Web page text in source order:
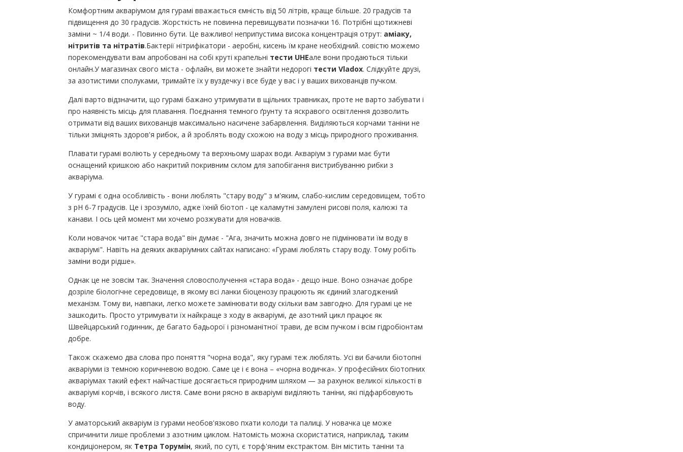
Комфортним акваріумом для гурамі вважається ємність від 50 літрів, краще більше. 20 градусів та
підвищення до 30 градусів. Жорсткість не повинна перевищувати позначки 16. Потрібні щотижневі
заміни ~ 1/4 води. - Повинно бути. Це важливо! неприпустима висока концентрація отрут: аміаку,
нітритів та нітратів.Бактерії нітрифікатори - аеробні, кисень їм кране необхідний. совістю можемо
порекомендувати вам апробовані на собі круті крапельні тести UHEале вони продаються тільки
онлайн.У магазинах свого міста - офлайн, ви можете знайти недорогі тести Vladox. Слідкуйте друзі,
за азотистими сполуками, тримайте їх у вуздечку і все буде у вас і у ваших вихованців пучком.
Далі варто відзначити, що гурамі бажано утримувати в щільних травниках, проте не варто забувати і
про наявність місць для плавання. Поєднання темного ґрунту та яскравого освітлення дозволить
отримати від ваших вихованців максимально насичене забарвлення. Виділяються корчами таніни не
тільки зміцнять здоров'я рибок, а й зроблять воду схожою на воду з місць природного проживання.
Плавати гурамі воліють у середньому та верхньому шарах води. Акваріум з гурами має бути
оснащений кришкою або накритий покривним склом для запобігання вистрибуванню рибки з
акваріума.
У гурамі є одна особливість - вони люблять "стару воду" з м'яким, слабо-кислим середовищем, тобто
з pH 6-7 градусів. Це і зрозуміло, адже їхній біотоп - це каламутні замулені рисові поля, калюжі та
канави. І ось цей момент ми хочемо розжувати для новачків.
Коли новачок читає "стара вода" він думає - "Ага, значить можна довго не підмінювати їм воду в
акваріумі". Навіть на деяких акваріумних сайтах написано: «Гурамі люблять стару воду. Тому робіть
заміни води рідше».
Однак це не зовсім так. Значення словосполучення «стара вода» - дещо інше. Воно означає добре
дозріле біологічне середовище, в якому всі ланки біоценозу працюють як єдиний злагоджений
механізм. Тому ви, навпаки, легко можете замінювати воду скільки вам завгодно. Для гурамі це не
зашкодить. Просто утримувати їх найкраще з ходу в акваріумі, де азотний цикл працює як
Швейцарський годинник, де багато бадьорої і різноманітної трави, де всім пучком і всім гідробіонтам
добре.
Також скажемо два слова про поняття "чорна вода", яку гурамі теж люблять. Усі ви бачили біотопні
акваріуми із темною коричневою водою. Саме це і є вона – «чорна водичка». У професійних біотопних
акваріумах такий ефект найчастіше досягається природним шляхом — за рахунок великої кількості в
акваріумі корчів, і всякого листя. Саме вони рясно в акваріумі виділяють таніни, які підфарбовують
воду.
У аматорський акваріум із гурами необов'язково пхати колоди та палиці. У новачка це може
спричинити лише проблеми з азотним циклом. Натомість можна скористатися, наприклад, таким
кондиціонером, як Тетра Торумін, який, по суті, є торф'яним екстрактом. Він містить таніни та